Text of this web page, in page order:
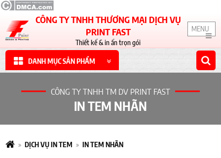
CÔNG TY TNHH THƯƠNG MẠI DỊCH VỤ
PRINT FAST
Thiết kế & in ấn trọn gói
MENU
DANH MỤC SẢN PHẨM
CÔNG TY TNHH TM DV PRINT FAST
IN TEM NHÃN
DỊCH VỤ IN TEM IN TEM NHÃN